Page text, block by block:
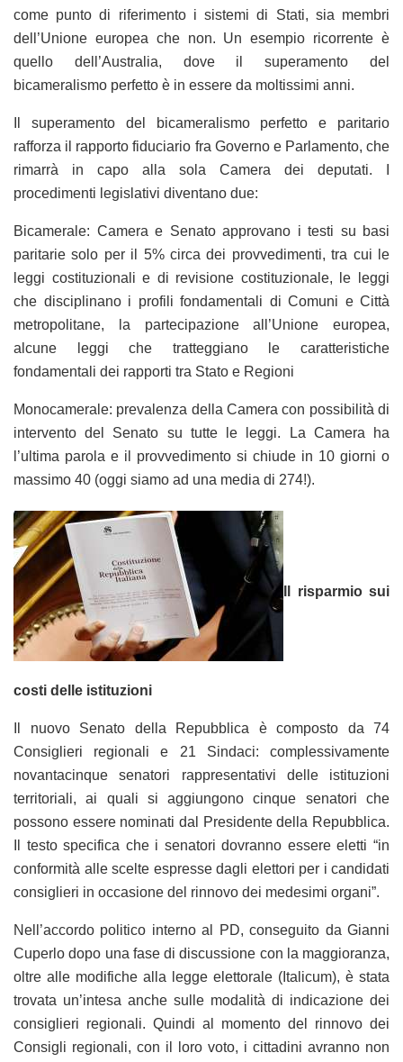
come punto di riferimento i sistemi di Stati, sia membri
dell’Unione europea che non. Un esempio ricorrente è
quello dell’Australia, dove il superamento del
bicameralismo perfetto è in essere da moltissimi anni.
Il superamento del bicameralismo perfetto e paritario
rafforza il rapporto fiduciario fra Governo e Parlamento, che
rimarrà in capo alla sola Camera dei deputati. I
procedimenti legislativi diventano due:
Bicamerale: Camera e Senato approvano i testi su basi
paritarie solo per il 5% circa dei provvedimenti, tra cui le
leggi costituzionali e di revisione costituzionale, le leggi
che disciplinano i profili fondamentali di Comuni e Città
metropolitane, la partecipazione all’Unione europea,
alcune leggi che tratteggiano le caratteristiche
fondamentali dei rapporti tra Stato e Regioni
Monocamerale: prevalenza della Camera con possibilità di
intervento del Senato su tutte le leggi. La Camera ha
l’ultima parola e il provvedimento si chiude in 10 giorni o
massimo 40 (oggi siamo ad una media di 274!).
Il risparmio sui
costi delle istituzioni
Il nuovo Senato della Repubblica è composto da 74
Consiglieri regionali e 21 Sindaci: complessivamente
novantacinque senatori rappresentativi delle istituzioni
territoriali, ai quali si aggiungono cinque senatori che
possono essere nominati dal Presidente della Repubblica.
Il testo specifica che i senatori dovranno essere eletti “in
conformità alle scelte espresse dagli elettori per i candidati
consiglieri in occasione del rinnovo dei medesimi organi”.
Nell’accordo politico interno al PD, conseguito da Gianni
Cuperlo dopo una fase di discussione con la maggioranza,
oltre alle modifiche alla legge elettorale (Italicum), è stata
trovata un’intesa anche sulle modalità di indicazione dei
consiglieri regionali. Quindi al momento del rinnovo dei
Consigli regionali, con il loro voto, i cittadini avranno non